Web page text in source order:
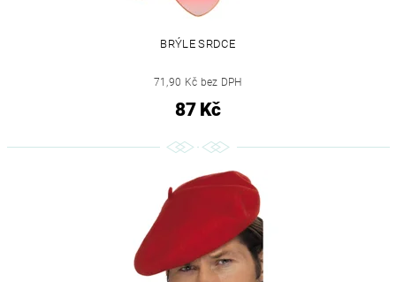
BRÝLE SRDCE
71,90 Kč bez DPH
87 Kč